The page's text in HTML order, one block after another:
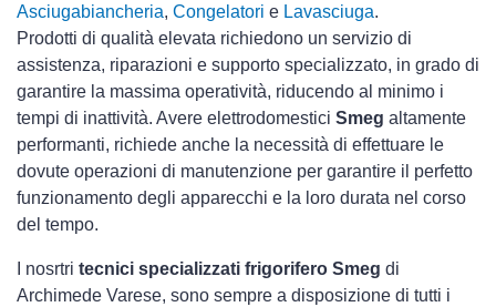
Asciugabiancheria, Congelatori e Lavasciuga.
Prodotti di qualità elevata richiedono un servizio di
assistenza, riparazioni e supporto specializzato, in grado di
garantire la massima operatività, riducendo al minimo i
tempi di inattività. Avere elettrodomestici Smeg altamente
performanti, richiede anche la necessità di effettuare le
dovute operazioni di manutenzione per garantire il perfetto
funzionamento degli apparecchi e la loro durata nel corso
del tempo.
I nosrtri tecnici specializzati frigorifero Smeg di
Archimede Varese, sono sempre a disposizione di tutti i